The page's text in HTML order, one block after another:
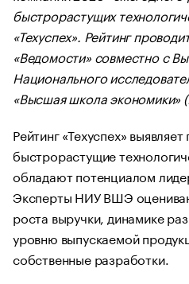
быстрорастущих
«Техуспех». Рейтинг
«Ведомости» совместно с
Национального
«Высшая школа
Рейтинг «Техуспех»
быстрорастущие
обладают потенциалом
Эксперты НИУ ВШЭ
роста выручки, динамике
уровню выпускаемой
собственные разработки.